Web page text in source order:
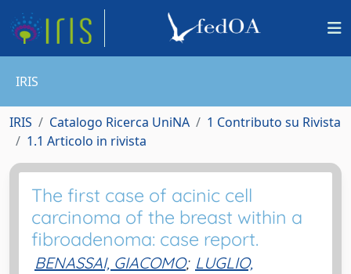
IRIS
IRIS Catalogo Ricerca UniNA
1 Contributo su Rivista
1.1 Articolo in rivista
The first case of acinic cell
carcinoma of the breast within a
fibroadenoma: case report.
BENASSAI, GIACOMO; LUGLIO,